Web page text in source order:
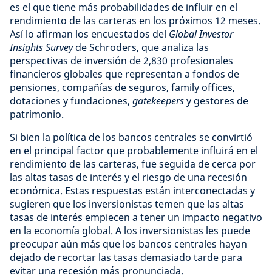
es el que tiene más probabilidades de influir en el
rendimiento de las carteras en los próximos 12 meses.
Así lo afirman los encuestados del Global Investor
Insights Surveyde Schroders, que analiza las
perspectivas de inversión de 2,830 profesionales
financieros globales que representan a fondos de
pensiones, compañías de seguros, family offices,
dotaciones y fundaciones, gatekeepersy gestores de
patrimonio.
Si bien la política de los bancos centrales se convirtió
en el principal factor que probablemente influirá en el
rendimiento de las carteras, fue seguida de cerca por
las altas tasas de interés y el riesgo de una recesión
económica. Estas respuestas están interconectadas y
sugieren que los inversionistas temen que las altas
tasas de interés empiecen a tener un impacto negativo
en la economía global. A los inversionistas les puede
preocupar aún más que los bancos centrales hayan
dejado de recortar las tasas demasiado tarde para
evitar una recesión más pronunciada.